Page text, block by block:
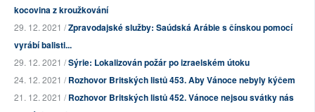
kocovina z kroužkování
29. 12. 2021 /Zpravodajské služby: Saúdská Arábie s čínskou pomocí
vyrábí balisti...
29. 12. 2021 /Sýrie: Lokalizován požár po izraelském útoku
24. 12. 2021 /Rozhovor Britských listů 453. Aby Vánoce nebyly kýčem
21. 12. 2021 /Rozhovor Britských listů 452. Vánoce nejsou svátky nás